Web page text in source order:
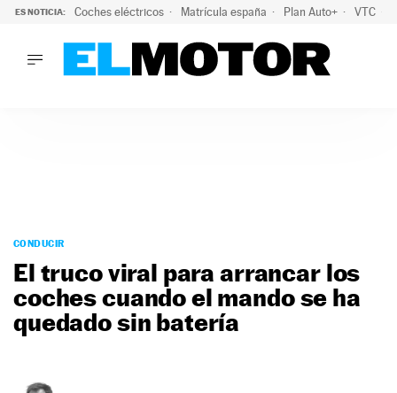
ES NOTICIA: Coches eléctricos Matrícula españa Plan Auto+ VTC
PODCAST
MOTOS
TECNOLOGÍA
SUPERCOCHES
MOTORTV
SERVICIOS
CONDUCIR
El truco viral para arrancar los
coches cuando el mando se ha
quedado sin batería